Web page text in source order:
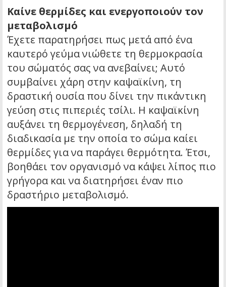
Καίνε θερμίδες και ενεργοποιούν τον
μεταβολισμό
Έχετε παρατηρήσει πως μετά από ένα
καυτερό γεύμα νιώθετε τη θερμοκρασία
του σώματός σας να ανεβαίνει; Αυτό
συμβαίνει χάρη στην καψαϊκίνη, τη
δραστική ουσία που δίνει την πικάντικη
γεύση στις πιπεριές τσίλι. Η καψαϊκίνη
αυξάνει τη θερμογένεση, δηλαδή τη
διαδικασία με την οποία το σώμα καίει
θερμίδες για να παράγει θερμότητα. Έτσι,
βοηθάει τον οργανισμό να κάψει λίπος πιο
γρήγορα και να διατηρήσει έναν πιο
δραστήριο μεταβολισμό.